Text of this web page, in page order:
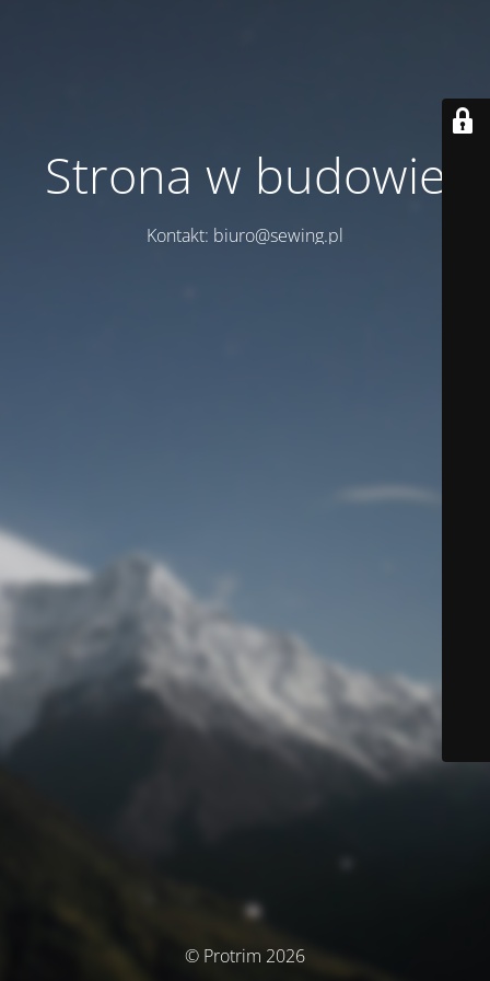
Strona w budowie
Kontakt: biuro@sewing.pl
© Protrim 2026